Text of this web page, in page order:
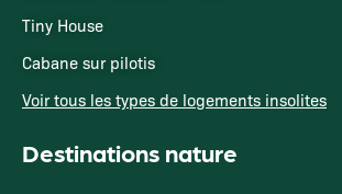
Tiny House
Cabane sur pilotis
Voir tous les types de logements insolites
Destinations nature